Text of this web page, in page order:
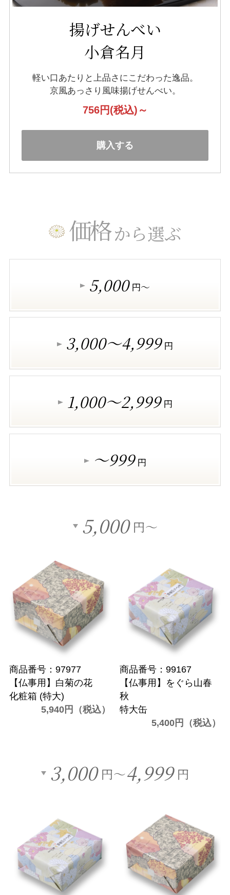
揚げせんべい
小倉名月
軽い口あたりと上品さにこだわった逸品。
京風あっさり風味揚げせんべい。
756円(税込)～
購入する
価格から選ぶ
5,000 円～
3,000～4,999 円
1,000～2,999 円
～999 円
5,000 円～
商品番号：97977
【仏事用】白菊の花
化粧箱 (特大)
5,940円（税込）
商品番号：99167
【仏事用】をぐら山春
秋
特大缶
5,400円（税込）
3,000 円～4,999 円